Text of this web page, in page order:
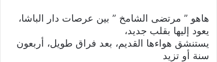
هاهو ” مرتضى الشامخ ” بين عرصات دار الباشا،
يعود إليها بقلب جديد،
يستنشق هواءها القديم، بعد فراق طويل، أربعون
سنة أو تزيد